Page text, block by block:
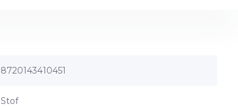
8720143410451
Stof